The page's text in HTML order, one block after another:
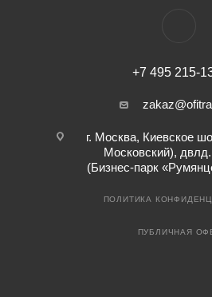
+7 495 215-
г. Москва, Киевское
Московский),
(Бизнес-парк
ПОЛИТИКА
ПУБЛИЧНАЯ